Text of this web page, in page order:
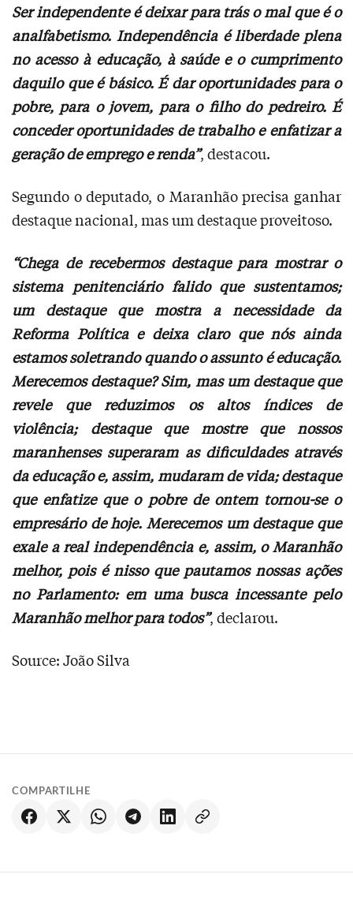
Ser independente é deixar para trás o mal que é o
analfabetismo. Independência é liberdade plena
no acesso à educação, à saúde e o cumprimento
daquilo que é básico. É dar oportunidades para o
pobre, para o jovem, para o filho do pedreiro. É
conceder oportunidades de trabalho e enfatizar a
geração de emprego e renda”, destacou.
Segundo o deputado, o Maranhão precisa ganhar
destaque nacional, mas um destaque proveitoso.
“Chega de recebermos destaque para mostrar o
sistema penitenciário falido que sustentamos;
um destaque que mostra a necessidade da
Reforma Política e deixa claro que nós ainda
estamos soletrando quando o assunto é educação.
Merecemos destaque? Sim, mas um destaque que
revele que reduzimos os altos índices de
violência; destaque que mostre que nossos
maranhenses superaram as dificuldades através
da educação e, assim, mudaram de vida; destaque
que enfatize que o pobre de ontem tornou-se o
empresário de hoje. Merecemos um destaque que
exale a real independência e, assim, o Maranhão
melhor, pois é nisso que pautamos nossas ações
no Parlamento: em uma busca incessante pelo
Maranhão melhor para todos”, declarou.
Source: João Silva
COMPARTILHE